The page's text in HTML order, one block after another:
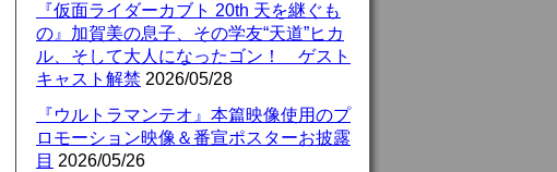
『仮面ライダーカブト 20th 天を継ぐも
の』加賀美の息子、その学友“天道”ヒカ
ル、そして大人になったゴン！ ゲスト
キャスト解禁 2026/05/28
『ウルトラマンテオ』本篇映像使用のプ
ロモーション映像＆番宣ポスターお披露
目 2026/05/26